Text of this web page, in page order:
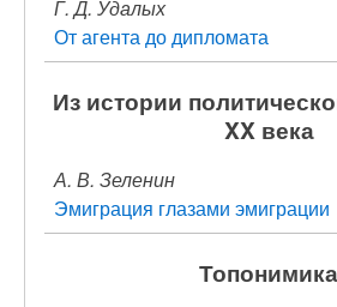
Г. Д. Удалых
От агента до дипломата
Из истории
XX века
А. В. Зеленин
Эмиграция глазами эмиграции
Топонимика